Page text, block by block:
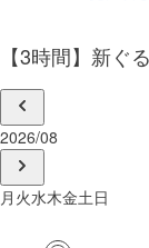
【3時間】新ぐ
2026/08
月 火水木金土日